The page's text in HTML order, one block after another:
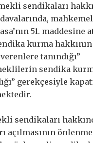
sendikaları
51. maddesine
kurma hakkının
tanındığı”
sendika
gerekçesiyle
sendikaları
açılmasının